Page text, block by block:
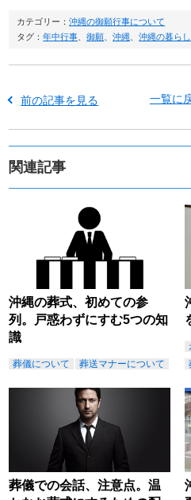
カテゴリー：沖縄の御願行事について
タグ：年中行事 、御願 、沖縄 、沖縄の暮らし
前の記事を見る 一覧に
関連記事
沖縄の葬式、初めての参
列。戸惑わずにすむ5つの知
識
葬儀について 葬送マナーについて
葬儀での会話、注意点。温